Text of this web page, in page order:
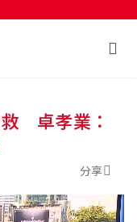
卓孝業：
分享